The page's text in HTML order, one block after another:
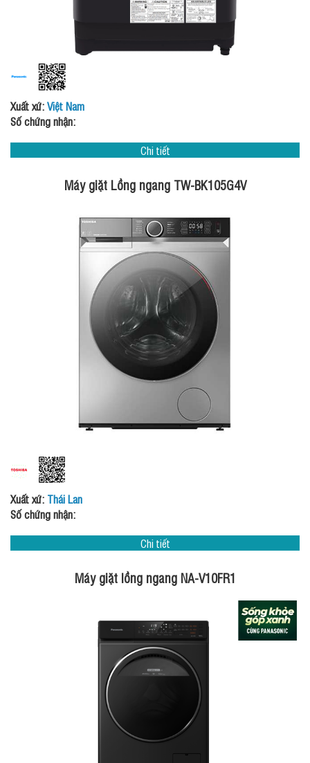
Xuất xứ:Việt Nam
Số chứng nhận:
Chi tiết
Máy giặt Lồng ngang TW-BK105G4V
Xuất xứ: Thái Lan
Số chứng nhận:
Chi tiết
Máy giặt lồng ngang NA-V10FR1